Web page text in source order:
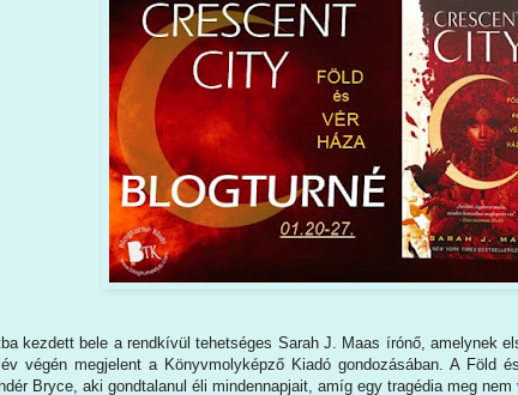
kezdett bele a rendkívül tehetséges Sarah J. Maas írónő, amelynek
végén megjelent a Könyvmolyképző Kiadó gondozásában. A Föld
Bryce, aki gondtalanul éli mindennapjait, amíg egy tragédia meg